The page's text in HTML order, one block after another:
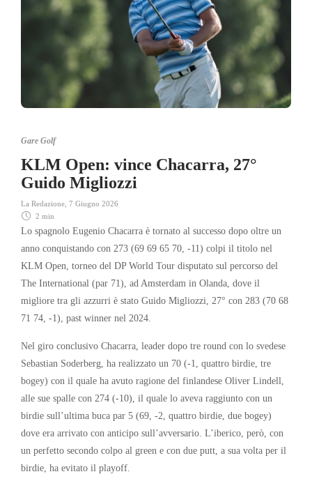
Gare Golf
KLM Open: vince Chacarra, 27°
Guido Migliozzi
La Redazione 7 Giugno 2026
2 min
Lo spagnolo Eugenio Chacarra è tornato al successo dopo oltre un
anno conquistando con 273 (69 69 65 70, -11) colpi il titolo nel
KLM Open, torneo del DP World Tour disputato sul percorso del
The International (par 71), ad Amsterdam in Olanda, dove il
migliore tra gli azzurri è stato Guido Migliozzi, 27° con 283 (70 68
71 74, -1), past winner nel 2024.
Nel giro conclusivo Chacarra, leader dopo tre round con lo svedese
Sebastian Soderberg, ha realizzato un 70 (-1, quattro birdie, tre
bogey) con il quale ha avuto ragione del finlandese Oliver Lindell,
alle sue spalle con 274 (-10), il quale lo aveva raggiunto con un
birdie sull’ultima buca par 5 (69, -2, quattro birdie, due bogey)
dove era arrivato con anticipo sull’avversario. L’iberico, però, con
un perfetto secondo colpo al green e con due putt, a sua volta per il
birdie, ha evitato il playoff.